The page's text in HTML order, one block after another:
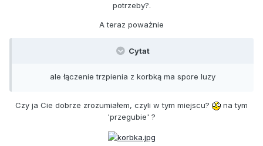
potrzeby?.
A teraz poważnie
Cytat
ale łączenie trzpienia z korbką ma spore luzy
Czy ja Cie dobrze zrozumiałem, czyli w tym miejscu?
na tym
'przegubie' ?